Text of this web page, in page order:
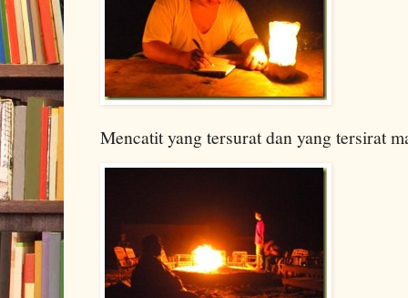
Mencatit yang tersurat dan yang tersirat